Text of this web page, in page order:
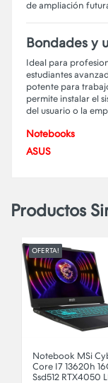
de ampliación
Bondades y
Ideal para
estudiantes
potente para
permite instalar el
del usuario o la
Notebooks
ASUS
Productos
OFERTA!
Notebook
Core i3 1215u
256GB Led